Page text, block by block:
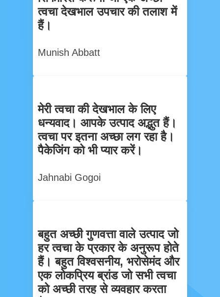
त्वचा देखभाल उपचार की तलाश में
हैं।
Munish Abbatt
मेरी त्वचा की देखभाल के लिए
धन्यवाद। आपके उत्पाद अद्भुत हैं।
त्वचा पर इतना अच्छा लग रहा है।
पैकेजिंग को भी प्यार करें।
Jahnabi Gogoi
बहुत अच्छी गुणवत्ता वाले उत्पाद जो
हर त्वचा के प्रकार के अनुरूप होते
हैं। बहुत विश्वसनीय, भरोसेमंद और
एक लोकप्रिय ब्रांड जो सभी त्वचा
को अच्छी तरह से व्यवहार करता